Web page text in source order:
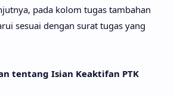
pada kolom tugas tambahan
sesuai dengan surat tugas yang
tentang Isian Keaktifan PTK